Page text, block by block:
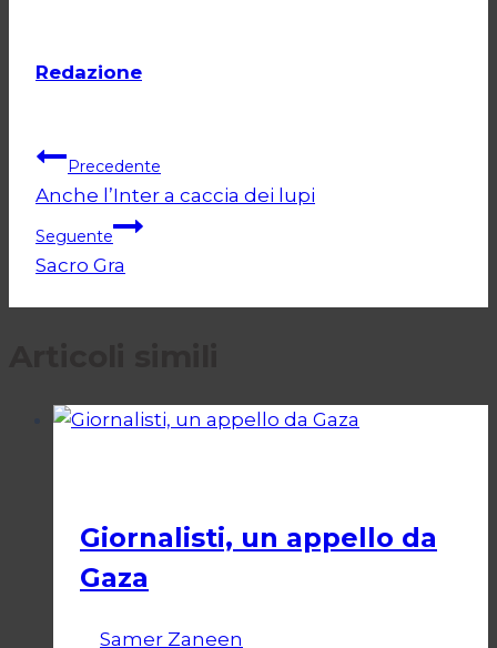
Redazione
Navigazione
articoli
Precedente
Anche l’Inter a caccia dei lupi
Seguente
Sacro Gra
Giornalisti, un appello da
Gaza
Samer Zaneen